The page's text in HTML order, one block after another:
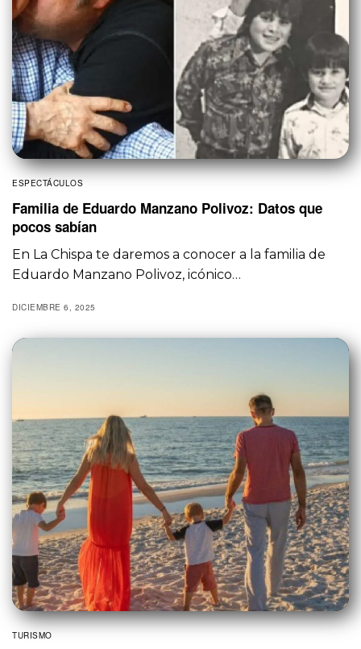
ESPECTÁCULOS
Familia de Eduardo Manzano Polivoz: Datos que
pocos sabían
En La Chispa te daremos a conocer a la familia de
Eduardo Manzano Polivoz, icónico…
DICIEMBRE 6, 2025
TURISMO